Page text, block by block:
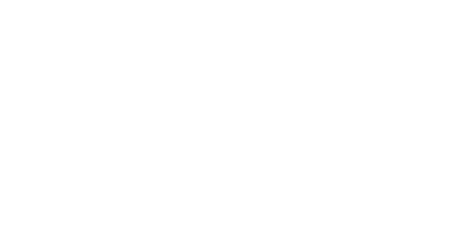
имеет более продолжительный срок службы и не
и вибрации.
Линейка настолько широка, что в ней найдутся